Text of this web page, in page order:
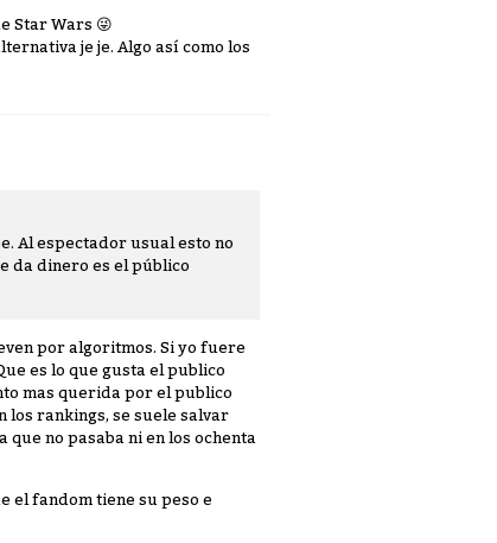
Star Wars 😜
je je. Algo así como los
Al espectador usual esto no
da dinero es el público
por algoritmos. Si yo fuere
es lo que gusta el publico
mas querida por el publico
los rankings, se suele salvar
que no pasaba ni en los ochenta
el fandom tiene su peso e